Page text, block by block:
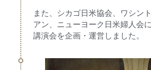
また、シカゴ日米協会、ワシン
アン、ニューヨーク日米婦人会
講演会を企画・運営しました。